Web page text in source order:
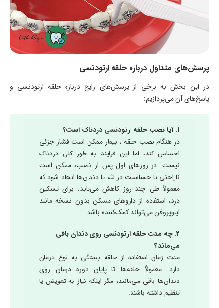
پرسش‌های متداول درباره حلقه ارتودنسی
در این بخش به برخی از پرسش‌های رایج درباره حلقه ارتودنسی و
پاسخ‌های آن می‌پردازیم:
1. آیا نصب حلقه ارتودنسی دردناک است؟
در هنگام نصب حلقه ، بیمار ممکن است فشار جزئی
احساس کند، اما این فرایند به طور کلی دردناک
نیست. در روزهای اول پس از نصب، ممکن است
ناراحتی یا حساسیت در لثه یا دندان‌ها ایجاد شود که
معمولاً طی چند روز کاهش می‌یابد. برای تسکین
درد، استفاده از داروهای مسکن بدون نسخه مانند
ایبوپروفن می‌تواند کمک‌کننده باشد.
2. چه مدت حلقه ارتودنسی روی دندان باقی
می‌ماند؟
مدت زمان استفاده از حلقه بستگی به نوع درمان
دارد. معمولاً حلقه‌ها تا پایان دوره درمان روی
دندان‌ها باقی می‌مانند، مگر اینکه نیاز به تعویض یا
تنظیم داشته باشند.